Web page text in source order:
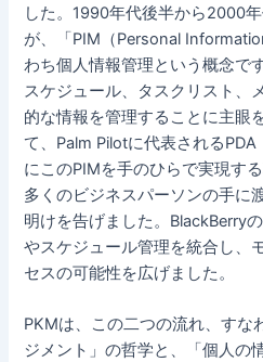
した。1990年代後半から2000
が、「PIM（Personal
わち個人情報管理という概念で
スケジュール、タスクリスト、
的な情報を管理することに主眼
て、Palm Pilotに代表される
にこのPIMを手のひらで実現す
多くのビジネスパーソンの手に
明けを告げました。BlackBerry
やスケジュール管理を統合し、
セスの可能性を広げました。
PKMは、この二つの流れ、すな
ジメント」の哲学と、「個人の